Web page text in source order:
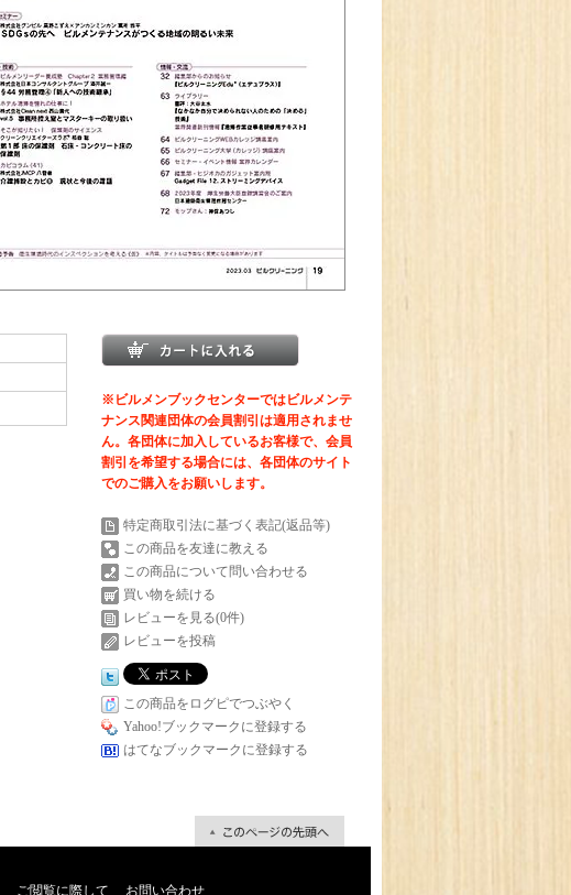
※ビルメンブックセンターではビルメンテ
ナンス関連団体の会員割引は適用されませ
ん。各団体に加入しているお客様で、会員
割引を希望する場合には、各団体のサイト
でのご購入をお願いします。
特定商取引法に基づく表記(返品等)
この商品を友達に教える
この商品について問い合わせる
買い物を続ける
レビューを見る(0件)
レビューを投稿
この商品をログピでつぶやく
Yahoo!ブックマークに登録する
はてなブックマークに登録する
ご閲覧に際して お問い合わせ